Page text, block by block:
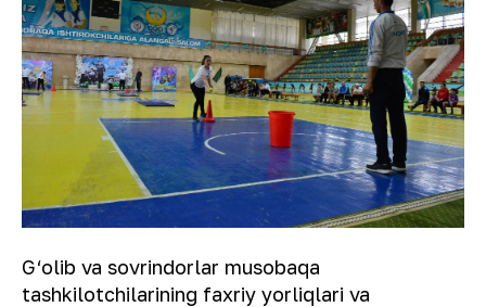
G‘olib va sovrindorlar musobaqa
tashkilotchilarining faxriy yorliqlari va